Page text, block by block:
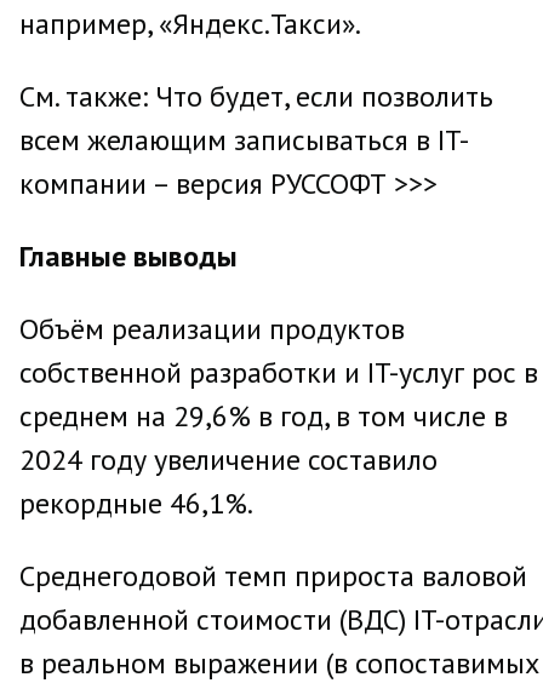
например, «Яндекс.Такси».
См. также: Что будет, если позволить
всем желающим записываться в IT-
компании – версия РУССОФТ >>>
Главные выводы
Объём реализации продуктов
собственной разработки и IT-услуг рос в
среднем на 29,6% в год, в том числе в
2024 году увеличение составило
рекордные 46,1%.
Среднегодовой темп прироста валовой
добавленной стоимости (ВДС) IT-
в реальном выражении (в сопоставимых